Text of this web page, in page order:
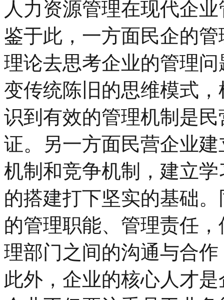
人力资源管理在现代企
鉴于此，一方面民企的
理论去思考企业的管理
变传统陈旧的思维模式
识到有效的管理机制是
证。另一方面民营企业
机制和竞争机制，建立
的搭建打下坚实的基础
的管理职能、管理责任
理部门之间的沟通与合
此外，企业的核心人才